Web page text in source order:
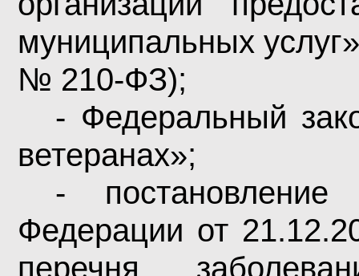
муниципальных
№ 210-ФЗ);
- Федеральный
ветеранах»;
- постановление
Федерации от
перечня